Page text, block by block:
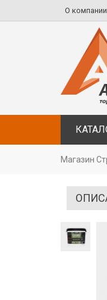
О компании
Магазин